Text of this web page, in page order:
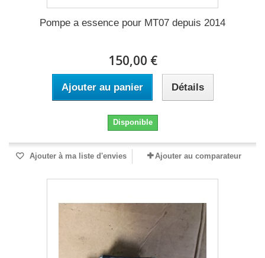
Pompe a essence pour MT07 depuis 2014
150,00 €
Ajouter au panier Détails
Disponible
Ajouter à ma liste d'envies Ajouter au comparateur